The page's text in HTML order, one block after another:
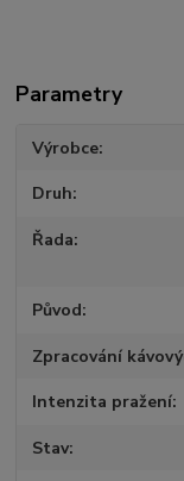
Parametry
Výrobce
Druh
Řada
Původ
Zpracování
Intenzita pražení
Stav